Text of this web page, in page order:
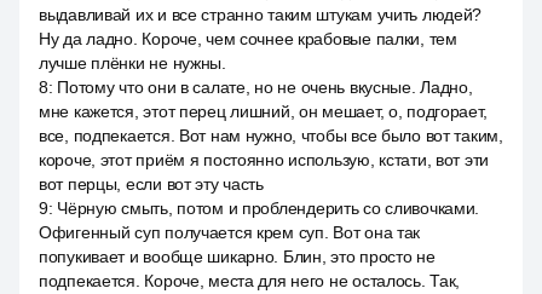
выдавливай их и все странно таким штукам учить людей?
Ну да ладно. Короче, чем сочнее крабовые палки, тем
лучше плёнки не нужны.
8: Потому что они в салате, но не очень вкусные. Ладно,
мне кажется, этот перец лишний, он мешает, о, подгорает,
все, подпекается. Вот нам нужно, чтобы все было вот таким,
короче, этот приём я постоянно использую, кстати, вот эти
вот перцы, если вот эту часть
9: Чёрную смыть, потом и проблендерить со сливочками.
Офигенный суп получается крем суп. Вот она так
попукивает и вообще шикарно. Блин, это просто не
подпекается. Короче, места для него не осталось. Так,